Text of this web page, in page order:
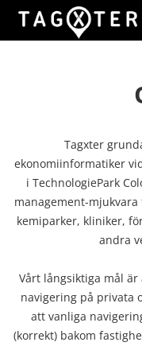
Tagxter
ekonomiinformatiker
i TechnologiePark
management-
kemiparker, kliniker,
andra
Vårt långsiktiga mål
navigering på privata
att vanliga
(korrekt) bakom